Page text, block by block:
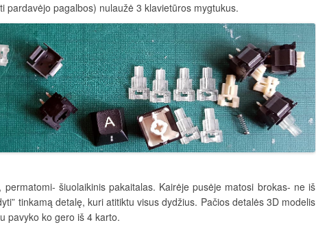
pardavėjo pagalbos) nulaužė 3 klavietūros mygtukus.
permatomi- šiuolaikinis pakaitalas. Kairėje pusėje matosi brokas- ne iš
tinkamą detalę, kuri atitiktu visus dydžius. Pačios detalės 3D modelis
pavyko ko gero iš 4 karto.